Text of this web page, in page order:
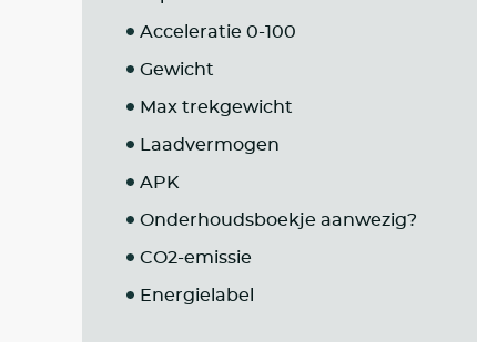
Acceleratie 0-100
Gewicht
Max trekgewicht
Laadvermogen
APK
Onderhoudsboekje aanwezig?
CO2-emissie
Energielabel